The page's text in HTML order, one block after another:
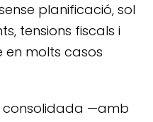
planificació, sol
tensions fiscals i
molts casos
consolidada —amb